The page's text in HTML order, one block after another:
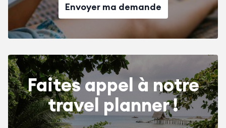
Envoyer ma demande
Faites appel à notre
travel planner !